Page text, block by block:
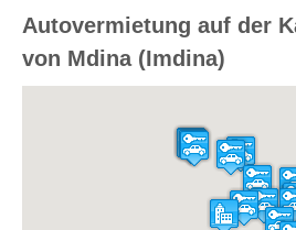
Autovermietung auf der
von Mdina (Imdina)